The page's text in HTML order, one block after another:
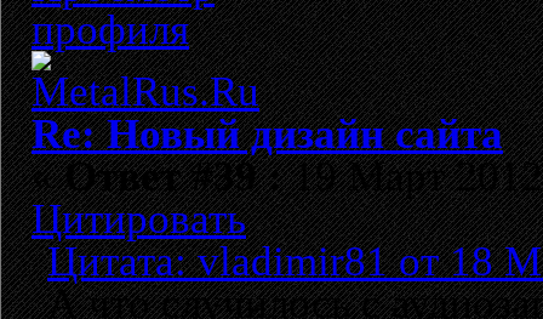
Re: Новый дизайн сайта
«Ответ #39 :19 Март
Цитировать
Цитата: vladimir81 от 18
А что случилось с